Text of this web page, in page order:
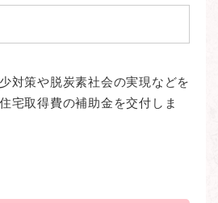
対策や脱炭素社会の実現などを
宅取得費の補助金を交付しま